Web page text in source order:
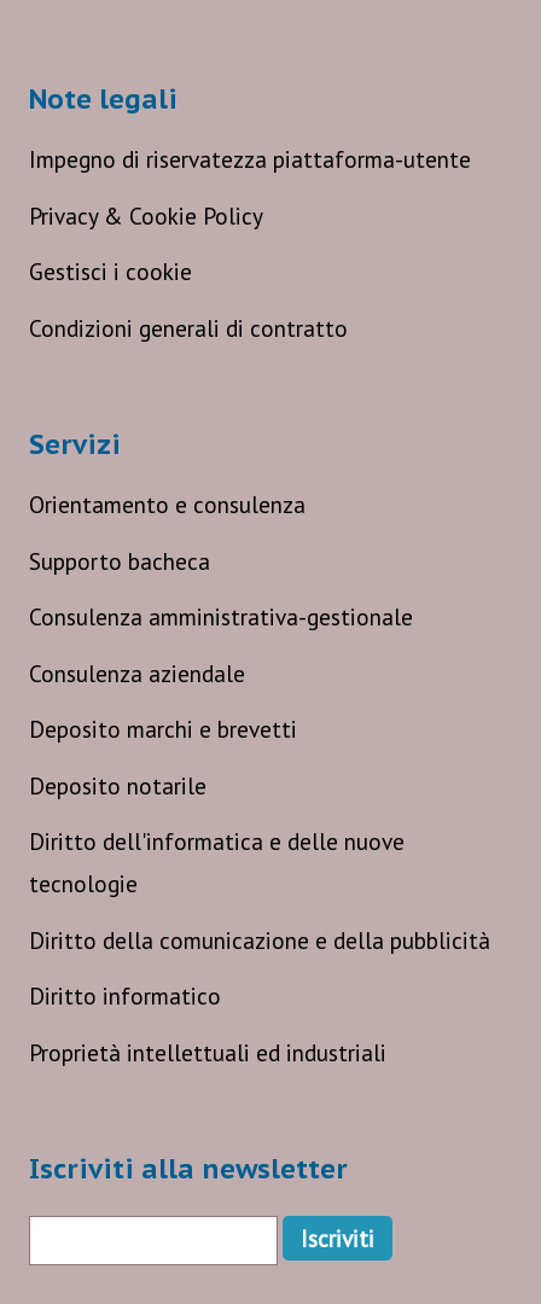
Note legali
Impegno di riservatezza piattaforma-utente
Privacy & Cookie Policy
Gestisci i cookie
Condizioni generali di contratto
Servizi
Orientamento e consulenza
Supporto bacheca
Consulenza amministrativa-gestionale
Consulenza aziendale
Deposito marchi e brevetti
Deposito notarile
Diritto dell'informatica e delle nuove
tecnologie
Diritto della comunicazione e della pubblicità
Diritto informatico
Proprietà intellettuali ed industriali
Iscriviti alla newsletter